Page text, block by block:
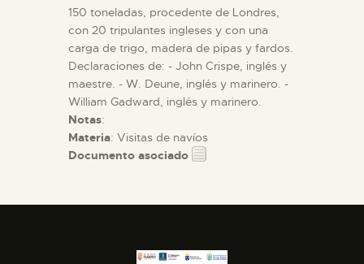
150 toneladas, procedente de Londres,
con 20 tripulantes ingleses y con una
carga de trigo, madera de pipas y fardos.
Declaraciones de: - John Crispe, inglés y
maestre. - W. Deune, inglés y marinero. -
William Gadward, inglés y marinero.
Notas:
Materia: Visitas de navíos
Documento asociado